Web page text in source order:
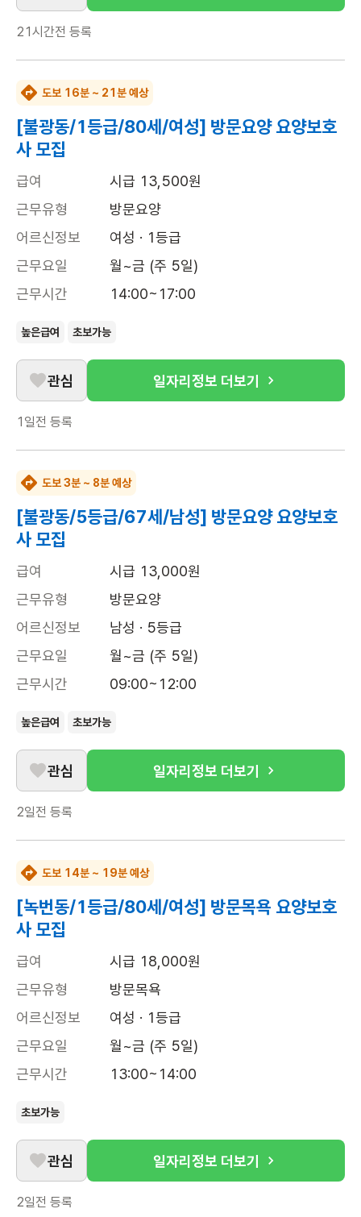
21시간전 등록
도보 16분 ~ 21분 예상
[불광동/1등급/80세/여성] 방문요양 요양보호
사 모집
급여
시급 13,500원
근무유형
방문요양
어르신정보
여성 · 1등급
근무요일
월~금 (주 5일)
근무시간
14:00~17:00
높은급여 초보가능
관심 일자리정보 더보기
1일전 등록
도보 3분 ~ 8분 예상
[불광동/5등급/67세/남성] 방문요양 요양보호
사 모집
급여
시급 13,000원
근무유형
방문요양
어르신정보
남성 · 5등급
근무요일
월~금 (주 5일)
근무시간
09:00~12:00
높은급여 초보가능
관심 일자리정보 더보기
2일전 등록
도보 14분 ~ 19분 예상
[녹번동/1등급/80세/여성] 방문목욕 요양보호
사 모집
급여
시급 18,000원
근무유형
방문목욕
어르신정보
여성 · 1등급
근무요일
월~금 (주 5일)
근무시간
13:00~14:00
초보가능
관심 일자리정보 더보기
2일전 등록